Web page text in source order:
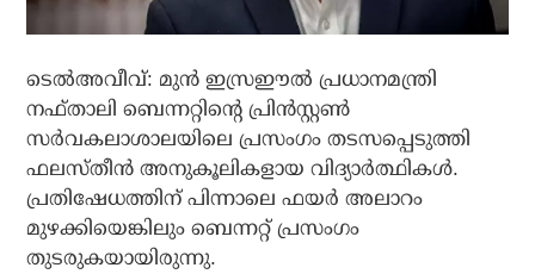
ടെല്‍അവീവ്: മുന്‍ ഇസ്രഈല്‍ പ്രധാനമന്ത്രി
നഫ്താലി ബെന്നറ്റിന്റെ പ്രിന്‍സ്റ്റണ്‍
സര്‍വകലാശാലയിലെ പ്രസംഗം തടസപ്പെടുത്തി
ഫലസ്തീന്‍ അനുകൂലികളായ വിദ്യാര്‍ത്ഥികള്‍.
പ്രതിഷേധത്തിന് പിന്നാലെ ഫയര്‍ അലാറം
മുഴക്കിയെങ്കിലും ബെന്നറ്റ് പ്രസംഗം
തുടരുകയായിരുന്നു.